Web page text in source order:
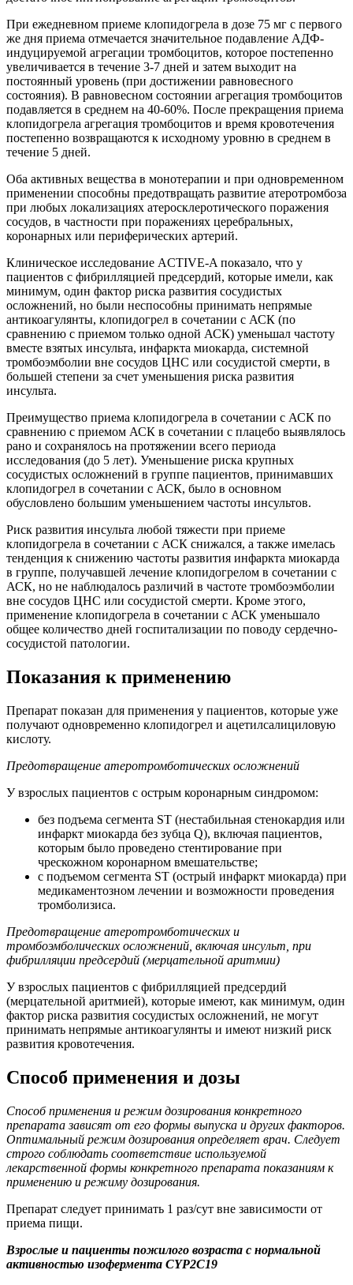
При ежедневном приеме клопидогрела в дозе 75 мг с первого
же дня приема отмечается значительное подавление АДФ-
индуцируемой агрегации тромбоцитов, которое постепенно
увеличивается в течение 3-7 дней и затем выходит на
постоянный уровень (при достижении равновесного
состояния). В равновесном состоянии агрегация тромбоцитов
подавляется в среднем на 40-60%. После прекращения приема
клопидогрела агрегация тромбоцитов и время кровотечения
постепенно возвращаются к исходному уровню в среднем в
течение 5 дней.
Оба активных вещества в монотерапии и при одновременном
применении способны предотвращать развитие атеротромбоза
при любых локализациях атеросклеротического поражения
сосудов, в частности при поражениях церебральных,
коронарных или периферических артерий.
Клиническое исследование ACTIVE-A показало, что у
пациентов с фибрилляцией предсердий, которые имели, как
минимум, один фактор риска развития сосудистых
осложнений, но были неспособны принимать непрямые
антикоагулянты, клопидогрел в сочетании с АСК (по
сравнению с приемом только одной АСК) уменьшал частоту
вместе взятых инсульта, инфаркта миокарда, системной
тромбоэмболии вне сосудов ЦНС или сосудистой смерти, в
большей степени за счет уменьшения риска развития
инсульта.
Преимущество приема клопидогрела в сочетании с АСК по
сравнению с приемом АСК в сочетании с плацебо выявлялось
рано и сохранялось на протяжении всего периода
исследования (до 5 лет). Уменьшение риска крупных
сосудистых осложнений в группе пациентов, принимавших
клопидогрел в сочетании с АСК, было в основном
обусловлено большим уменьшением частоты инсультов.
Риск развития инсульта любой тяжести при приеме
клопидогрела в сочетании с АСК снижался, а также имелась
тенденция к снижению частоты развития инфаркта миокарда
в группе, получавшей лечение клопидогрелом в сочетании с
АСК, но не наблюдалось различий в частоте тромбоэмболии
вне сосудов ЦНС или сосудистой смерти. Кроме этого,
применение клопидогрела в сочетании с АСК уменьшало
общее количество дней госпитализации по поводу сердечно-
сосудистой патологии.
Показания к применению
Препарат показан для применения у пациентов, которые уже
получают одновременно клопидогрел и ацетилсалициловую
кислоту.
Предотвращение атеротромботических осложнений
У взрослых пациентов с острым коронарным синдромом:
без подъема сегмента ST (нестабильная стенокардия или
инфаркт миокарда без зубца Q), включая пациентов,
которым было проведено стентирование при
чрескожном коронарном вмешательстве;
с подъемом сегмента ST (острый инфаркт миокарда) при
медикаментозном лечении и возможности проведения
тромболизиса.
Предотвращение атеротромботических и
тромбоэмболических осложнений, включая инсульт, при
фибрилляции предсердий (мерцательной аритмии)
У взрослых пациентов с фибрилляцией предсердий
(мерцательной аритмией), которые имеют, как минимум, один
фактор риска развития сосудистых осложнений, не могут
принимать непрямые антикоагулянты и имеют низкий риск
развития кровотечения.
Способ применения и дозы
Способ применения и режим дозирования конкретного
препарата зависят от его формы выпуска и других факторов.
Оптимальный режим дозирования определяет врач. Следует
строго соблюдать соответствие используемой
лекарственной формы конкретного препарата показаниям к
применению и режиму дозирования.
Препарат следует принимать 1 раз/сут вне зависимости от
приема пищи.
Взрослые и пациенты пожилого возраста с нормальной
активностью изофермента CYP2C19